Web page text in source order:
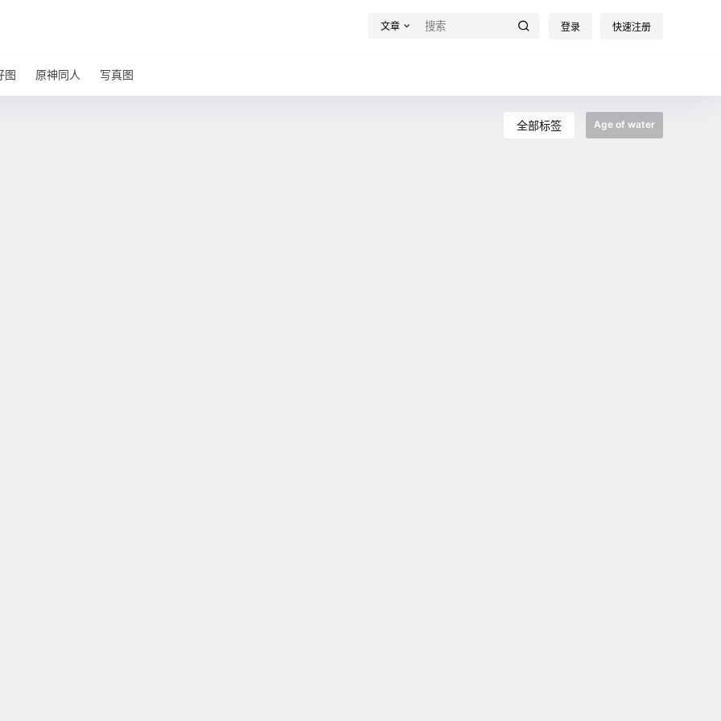
文章 登录 快速注册
图 原神同人 写真图
全部标签 Age of water